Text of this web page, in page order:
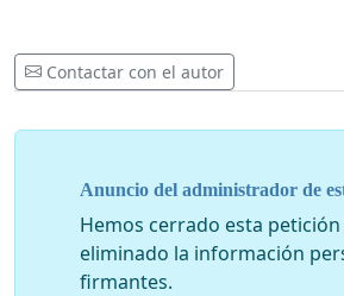
Contactar con el autor
Anuncio del administrador de
Hemos cerrado esta
eliminado la información
firmantes.